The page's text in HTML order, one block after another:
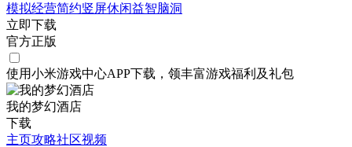
模拟经营简约竖屏休闲益智脑洞
立即下载
官方正版
使用小米游戏中心APP下载 ，领丰富游戏福利 及礼包
我的梦幻酒店
下载
主页攻略社区视频